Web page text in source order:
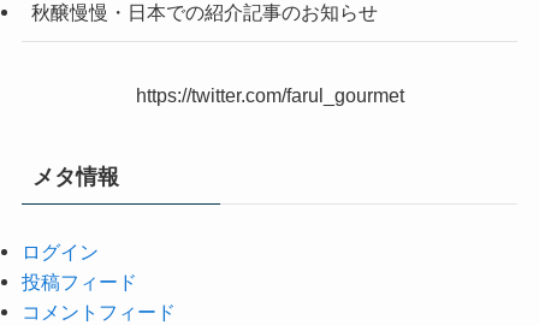
秋醸慢慢・日本での紹介記事のお知らせ
https://twitter.com/farul_gourmet
メタ情報
ログイン
投稿フィード
コメントフィード